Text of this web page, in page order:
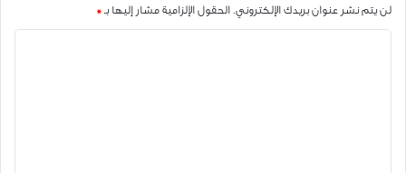
لن يتم نشر عنوان بريدك الإلكتروني. الحقول الإلزامية مشار إليها بـ*